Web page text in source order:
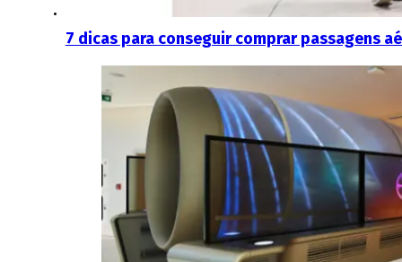
7 dicas para conseguir comprar passagens